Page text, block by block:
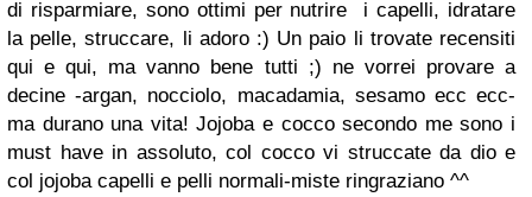
di risparmiare, sono ottimi per nutrire i capelli, idratare
la pelle, struccare, li adoro :) Un paio li trovate recensiti
qui e qui, ma vanno bene tutti ;) ne vorrei provare a
decine -argan, nocciolo, macadamia, sesamo ecc ecc-
ma durano una vita! Jojoba e cocco secondo me sono i
must have in assoluto, col cocco vi struccate da dio e
col jojoba capelli e pelli normali-miste ringraziano ^^